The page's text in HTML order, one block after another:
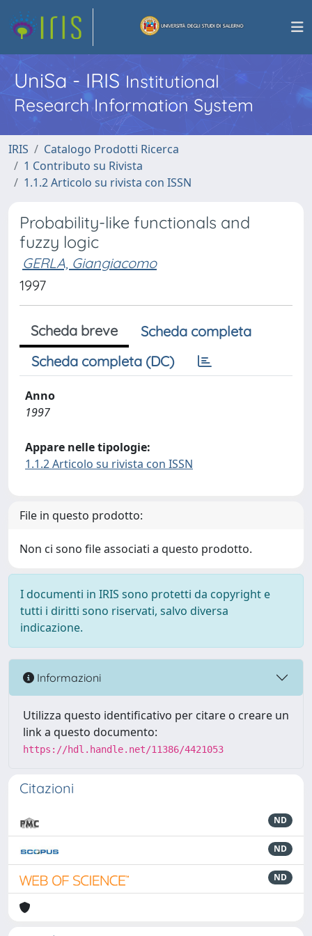
UniSa - IRISInstitutional
Research Information System
IRIS
Catalogo Prodotti Ricerca
1 Contributo su Rivista
1.1.2 Articolo su rivista con ISSN
Probability-like functionals and
fuzzy logic
GERLA, Giangiacomo
1997
Scheda breve
Scheda completa
Scheda completa (DC)
Anno
1997
Appare nelle tipologie:
1.1.2 Articolo su rivista con ISSN
File in questo prodotto:
Non ci sono file associati a questo prodotto.
I documenti in IRIS sono protetti da copyright e
tutti i diritti sono riservati, salvo diversa
indicazione.
Informazioni
Utilizza questo identificativo per citare o creare un
link a questo documento:
https://hdl.handle.net/11386/4421053
Citazioni
ND
ND
ND